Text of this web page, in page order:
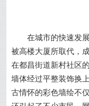
在城市的快速发
被高楼大厦所取代，
在都昌街道新村社区
墙体经过平整装饰换
古情怀的彩色墙绘不